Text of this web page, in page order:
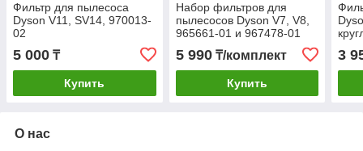
Фильтр для пылесоса
Dyson V11, SV14, 970013-
02
5 000 ₸
Купить
Набор фильтров для
пылесосов Dyson V7, V8,
965661-01 и 967478-01
5 990₸/комплект
Купить
3
О нас